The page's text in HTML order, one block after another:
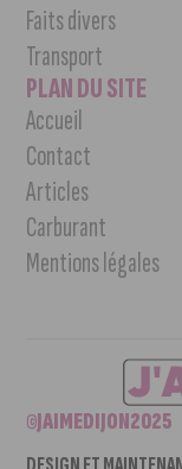
Faits divers
Transport
PLAN DU SITE
Accueil
Contact
Articles
Carburant
Mentions légales
©JAIMEDIJON2025